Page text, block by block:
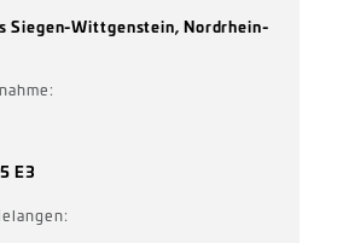
Siegen-Wittgenstein, Nordrhein-
E3